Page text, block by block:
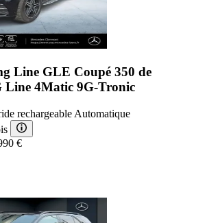
Line GLE Coupé 350 de
Line 4Matic 9G-Tronic
rechargeable Automatique
€